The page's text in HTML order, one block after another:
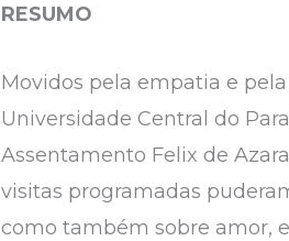
RESUMO
Movidos pela empatia e
Universidade Central do
Assentamento Felix de
visitas programadas
como também sobre amor,